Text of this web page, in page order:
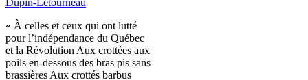
« À celles et ceux qui ont lutté
pour l’indépendance du Québec
et la Révolution Aux crottées aux
poils en-dessous des bras pis sans
brassières Aux crottés barbus